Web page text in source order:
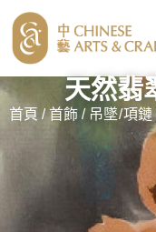
天然翡
首頁 /首飾/ 吊墜/項鏈